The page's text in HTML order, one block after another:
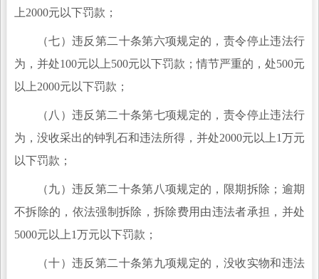
上2000元以下罚款；
（七）违反第二十条第六项规定的，责令停止违法行
为，并处100元以上500元以下罚款；情节严重的，处500元
以上2000元以下罚款；
（八）违反第二十条第七项规定的，责令停止违法行
为，没收采出的钟乳石和违法所得，并处2000元以上1万元
以下罚款；
（九）违反第二十条第八项规定的，限期拆除；逾期
不拆除的，依法强制拆除，拆除费用由违法者承担，并处
5000元以上1万元以下罚款；
（十）违反第二十条第九项规定的，没收实物和违法